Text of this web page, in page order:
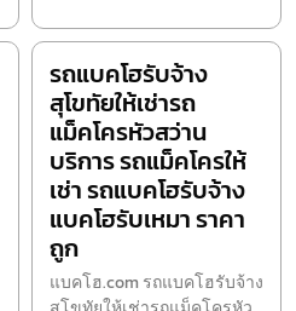
รถแบคโฮรับจ้าง
สุโขทัยให้เช่ารถ
แม็คโครหัวสว่าน
บริการ รถแม็คโครให้
เช่า รถแบคโฮรับจ้าง
แบคโฮรับเหมา ราคา
ถูก
แบคโฮ.com รถแบคโฮรับจ้าง